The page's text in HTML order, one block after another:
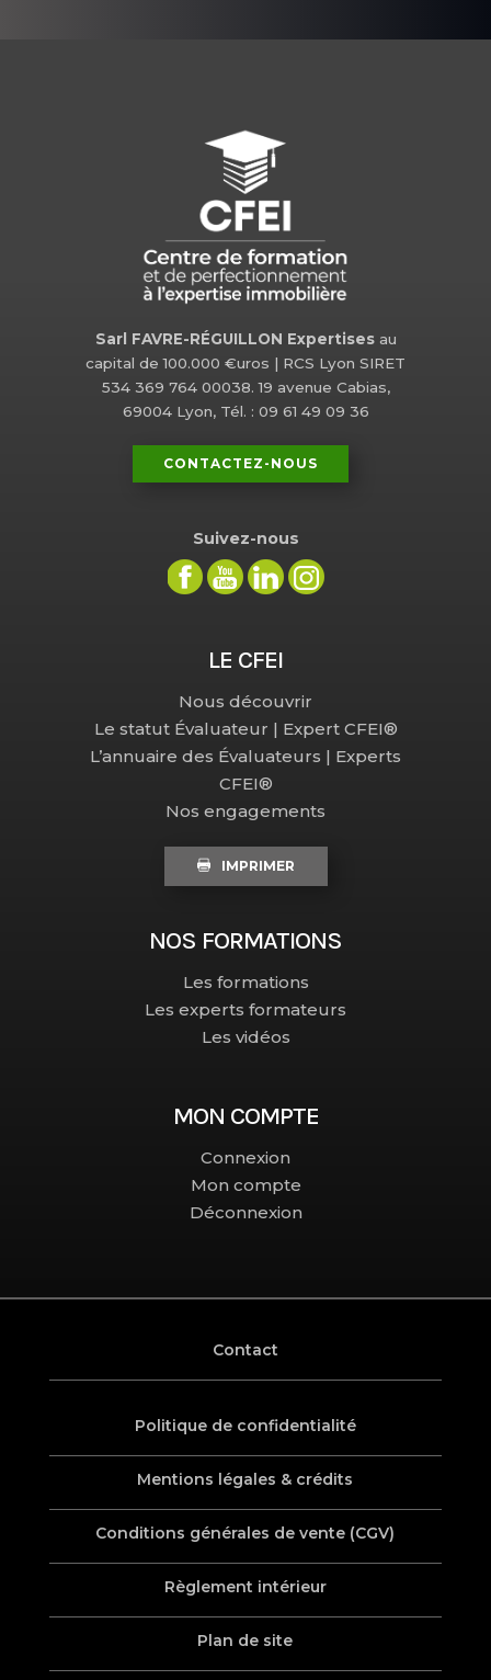
Sarl FAVRE-RÉGUILLON Expertisesau
capital de 100.000 €uros | RCS Lyon SIRET
534 369 764 00038. 19 avenue Cabias,
69004 Lyon, Tél. : 09 61 49 09 36
CONTACTEZ-NOUS
Suivez-nous
LE CFEI
Nous découvrir
Le statut Évaluateur | Expert CFEI®
L’annuaire des Évaluateurs | Experts
CFEI®
Nos engagements
IMPRIMER
NOS FORMATIONS
Les formations
Les experts formateurs
Les vidéos
MON COMPTE
Connexion
Mon compte
Déconnexion
Contact
Politique de confidentialité
Mentions légales & crédits
Conditions générales de vente (CGV)
Règlement intérieur
Plan de site